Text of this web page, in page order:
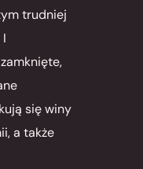
trudniej
się winy
a także